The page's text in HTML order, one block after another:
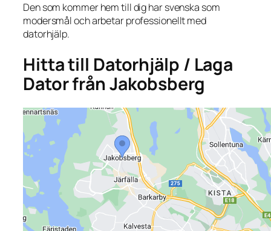
Den som kommer hem till dig har svenska som
modersmål och arbetar professionellt med
datorhjälp.
Hitta till Datorhjälp / Laga
Dator från Jakobsberg